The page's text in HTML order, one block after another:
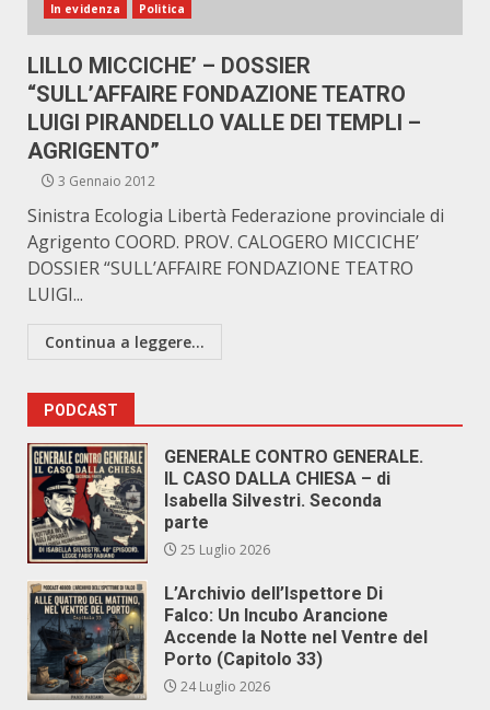
In evidenza Politica
LILLO MICCICHE’ – DOSSIER
“SULL’AFFAIRE FONDAZIONE TEATRO
LUIGI PIRANDELLO VALLE DEI TEMPLI –
AGRIGENTO”
3 Gennaio 2012
Sinistra Ecologia Libertà Federazione provinciale di
Agrigento COORD. PROV. CALOGERO MICCICHE’
DOSSIER “SULL’AFFAIRE FONDAZIONE TEATRO
LUIGI...
Continua a leggere...
PODCAST
GENERALE CONTRO GENERALE.
IL CASO DALLA CHIESA – di
Isabella Silvestri. Seconda
parte
25 Luglio 2026
L’Archivio dell’Ispettore Di
Falco: Un Incubo Arancione
Accende la Notte nel Ventre del
Porto (Capitolo 33)
24 Luglio 2026